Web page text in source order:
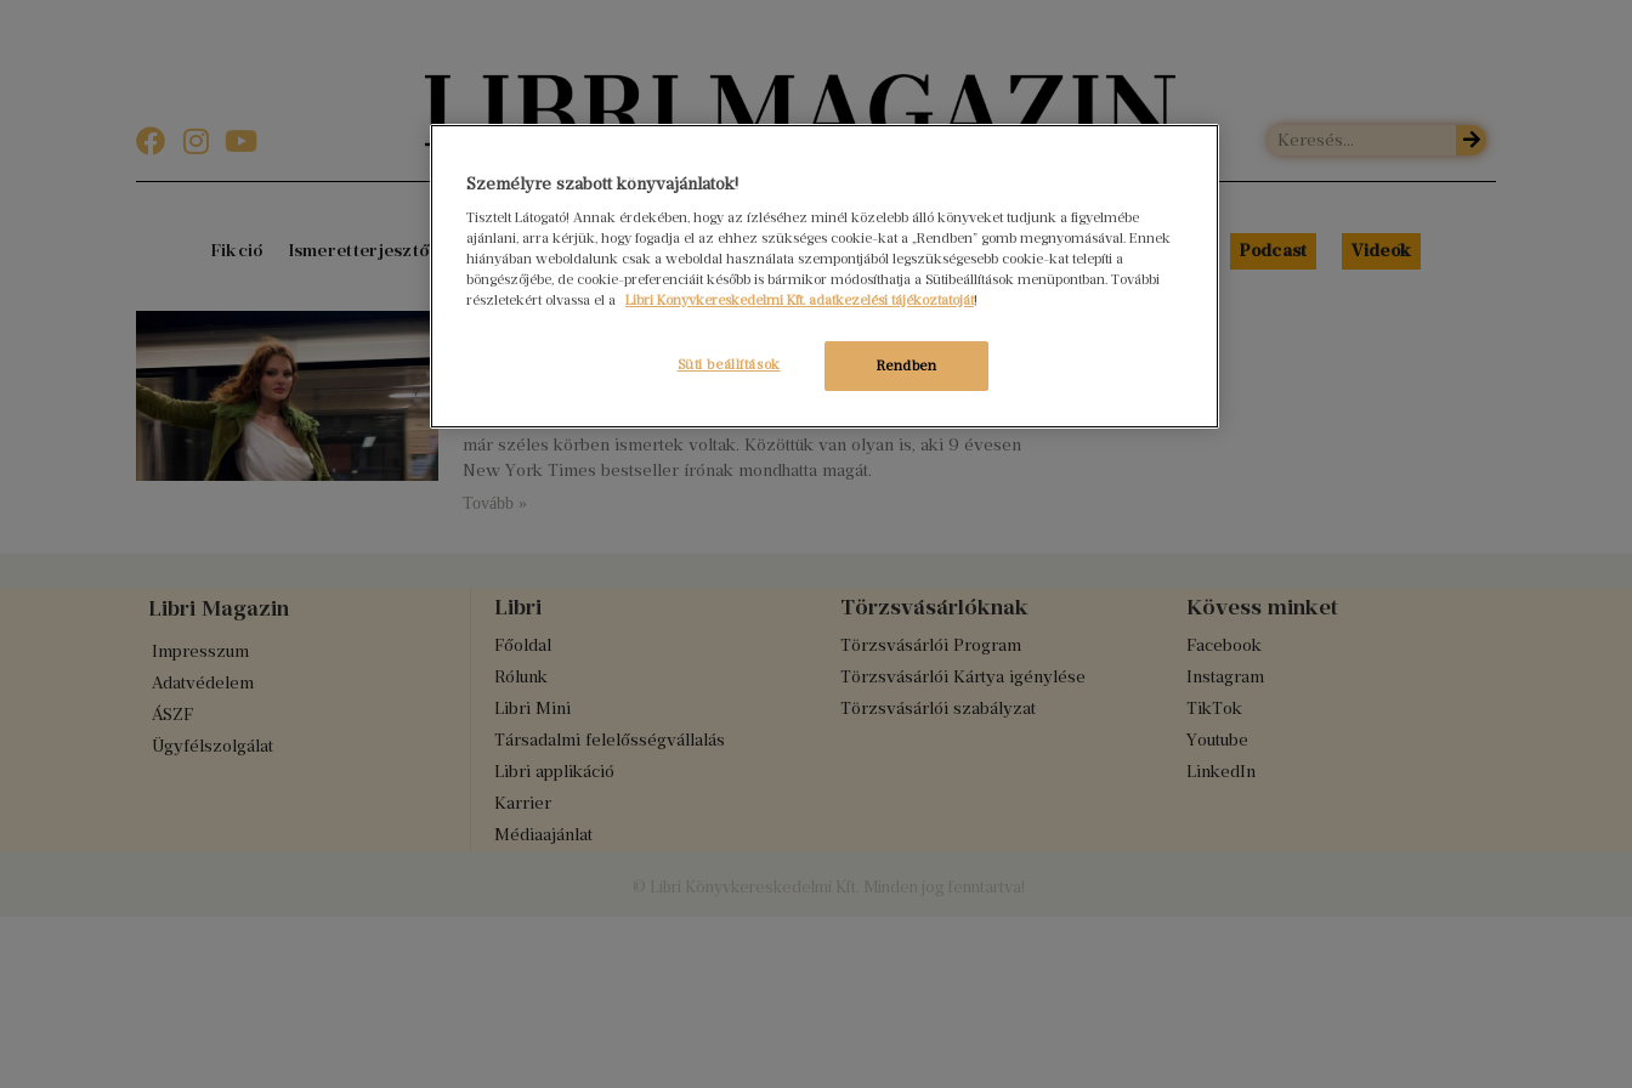
Könyvektől az olvasókig
Fikció Ismeretterjesztő Gyerekkönyvek Interjúk Beleolvasó A hónap könyvei HÍREK Libri Portré Podcast Videók
már széles körben ismertek voltak. Közöttük van olyan is, aki 9 évesen
New York Times bestseller írónak mondhatta magát.
Tovább »
Libri Magazin
Impresszum
Adatvédelem
ÁSZF
Ügyfélszolgálat
Libri
Főoldal
Rólunk
Libri Mini
Társadalmi felelősségvállalás
Libri applikáció
Karrier
Médiaajánlat
Törzsvásárlóknak
Törzsvásárlói Program
Törzsvásárlói Kártya igénylése
Törzsvásárlói szabályzat
Kövess minket
Facebook
Instagram
TikTok
Youtube
LinkedIn
Személyre szabott könyvajánlatok!
Tisztelt Látogató! Annak érdekében, hogy az ízléséhez minél közelebb álló könyveket tudjunk a figyelmébe
ajánlani, arra kérjük, hogy fogadja el az ehhez szükséges cookie-kat a „Rendben” gomb megnyomásával. Ennek
hiányában weboldalunk csak a weboldal használata szempontjából legszükségesebb cookie-kat telepíti a
böngészőjébe, de cookie-preferenciáit később is bármikor módosíthatja a Sütibeállítások menüpontban. További
részletekért olvassa el a Libri Könyvkereskedelmi Kft. adatkezelési tájékoztatóját!
Rendben
Süti beállítások